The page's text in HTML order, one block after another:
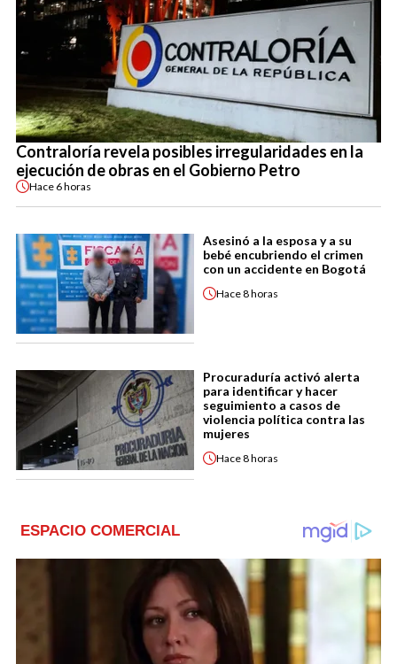
Contraloría revela posibles irregularidades en la
ejecución de obras en el Gobierno Petro
Hace 6 horas
Asesinó a la esposa y a su
bebé encubriendo el crimen
con un accidente en Bogotá
Hace8 horas
Procuraduría activó alerta
para identificar y hacer
seguimiento a casos de
violencia política contra las
mujeres
Hace8 horas